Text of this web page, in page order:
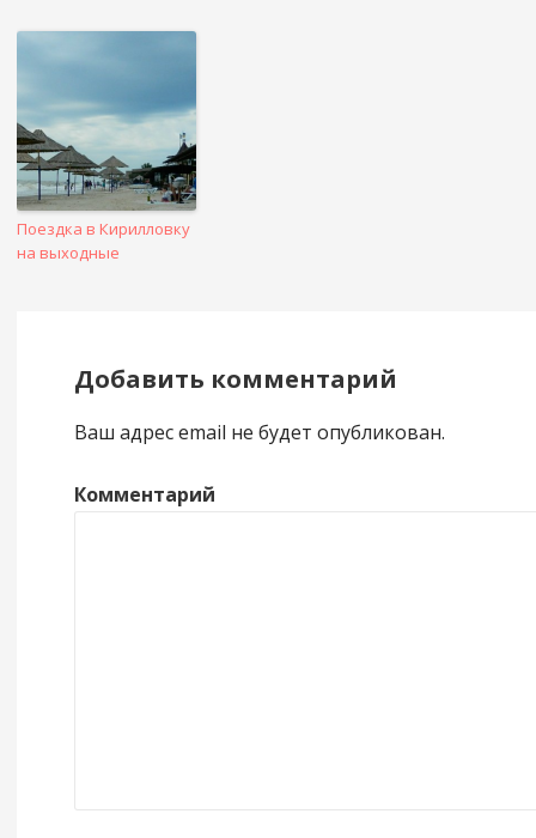
Поездка в Кирилловку
на выходные
Добавить комментарий
Ваш адрес email не будет опубликован.
Комментарий